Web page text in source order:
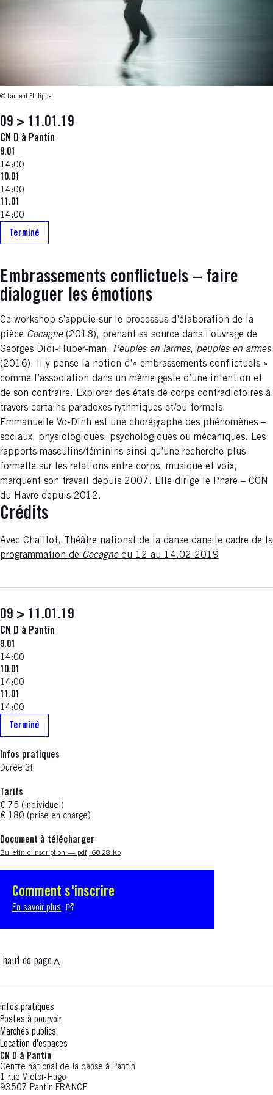
© Laurent Philippe
09 > 11.01.19
CN D à Pantin
9.01
14:00
10.01
14:00
11.01
14:00
Terminé
Embrassements conflictuels – faire
dialoguer les émotions
Ce workshop s’appuie sur le processus d’élaboration de la
pièce Cocagne (2018), prenant sa source dans l’ouvrage de
Georges Didi-Huber-man, Peuples en larmes, peuples en armes
(2016). Il y pense la notion d’« embrassements conflictuels »
comme l’association dans un même geste d’une intention et
de son contraire. Explorer des états de corps contradictoires à
travers certains paradoxes rythmiques et/ou formels.
Emmanuelle Vo-Dinh est une chorégraphe des phénomènes –
sociaux, physiologiques, psychologiques ou mécaniques. Les
rapports masculins/féminins ainsi qu’une recherche plus
formelle sur les relations entre corps, musique et voix,
marquent son travail depuis 2007. Elle dirige le Phare – CCN
du Havre depuis 2012.
Crédits
Avec Chaillot, Théâtre national de la danse dans le cadre de la
programmation de Cocagne du 12 au 14.02.2019
09 > 11.01.19
CN D à Pantin
9.01
14:00
10.01
14:00
11.01
14:00
Terminé
Infos pratiques
Durée 3h
Tarifs
€ 75 (individuel)
€ 180 (prise en charge)
Document à télécharger
Nouvelle fenêtre
Bulletin d'inscription — pdf, 60.28 Ko
Comment s'inscrire
En savoir plus
S'ouvre dans une nouvelle fenêtre
haut de page
Infos pratiques
Postes à pourvoir
Marchés publics
Location d'espaces
CN D à Pantin
Centre national de la danse à Pantin
1 rue Victor-Hugo
93507 Pantin FRANCE